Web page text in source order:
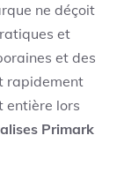
ne déçoit
et
et des
rapidement
entière lors
Primark